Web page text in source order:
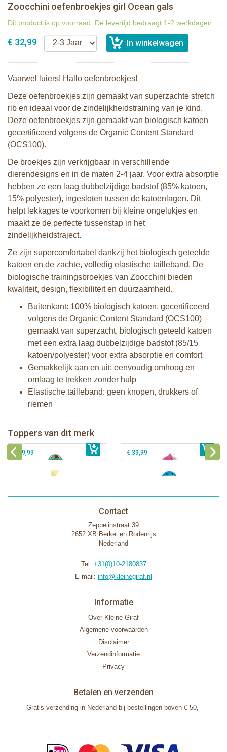
Zoocchini oefenbroekjes girl Ocean gals
Dit product is op voorraad. De levertijd bedraagt 1-2 werkdagen
€ 32,99
Vaarwel luiers! Hallo oefenbroekjes!
Deze oefenbroekjes zijn gemaakt van superzachte stretch
rib en ideaal voor de zindelijkheidstraining van je kind.
Deze oefenbroekjes zijn gemaakt van biologisch katoen
gecertificeerd volgens de Organic Content Standard
(OCS100).
De broekjes zijn verkrijgbaar in verschillende
dierendesigns en in de maten 2-4 jaar. Voor extra absorptie
hebben ze een laag dubbelzijdige badstof (85% katoen,
15% polyester), ingesloten tussen de katoenlagen. Dit
helpt lekkages te voorkomen bij kleine ongelukjes en
maakt ze de perfecte tussenstap in het
zindelijkheidstraject.
Ze zijn supercomfortabel dankzij het biologisch geteelde
katoen en de zachte, volledig elastische tailleband. De
biologische trainingsbroekjes van Zoocchini bieden
kwaliteit, design, flexibiliteit en duurzaamheid.
Buitenkant: 100% biologisch katoen, gecertificeerd
volgens de Organic Content Standard (OCS100) –
gemaakt van superzacht, biologisch geteeld katoen
met een extra laag dubbelzijdige badstof (85/15
katoen/polyester) voor extra absorptie en comfort
Gemakkelijk aan en uit: eenvoudig omhoog en
omlaag te trekken zonder hulp
Elastische tailleband: geen knopen, drukkers of
riemen
Toppers van dit merk
€ 39,99
Zoocchini baby badcape - Puddles
the Duck
€ 29,99 € 39,99
Contact
Zeppelinstraat 39
2652 XB Berkel en Rodenrijs
Nederland
Tel: +31(0)10-2180837
E-mail: info@kleinegiraf.nl
Informatie
Over Kleine Giraf
Algemene voorwaarden
Disclaimer
Verzendinformatie
Privacy
Betalen en verzenden
Gratis verzending in Nederland bij bestellingen boven € 50,-